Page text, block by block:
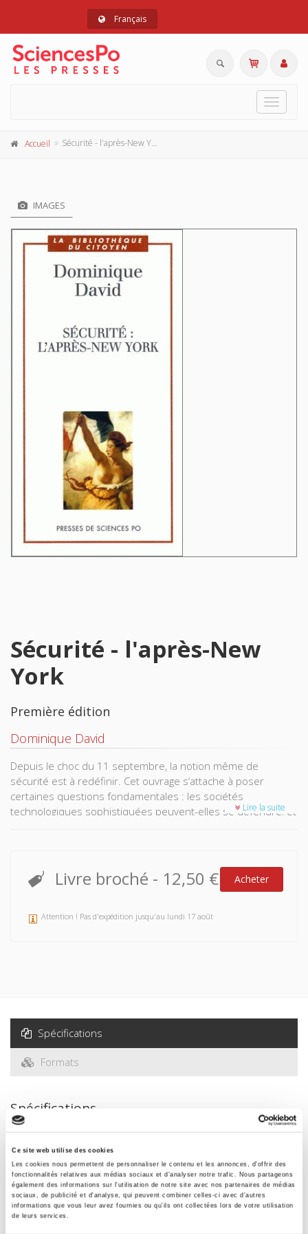
Ce site web utilise des cookies
Les cookies nous permettent de personnaliser le contenu et les annonces, d'offrir des
fonctionnalités relatives aux médias sociaux et d'analyser notre trafic. Nous partageons
également des informations sur l'utilisation de notre site avec nos partenaires de médias
sociaux, de publicité et d'analyse, qui peuvent combiner celles-ci avec d'autres
informations que vous leur avez fournies ou qu'ils ont collectées lors de votre utilisation
de leurs services.
Français
Toggle
Accueil Sécurité - l'après-New York
IMAGES
Sécurité - l'après-New
York
Première édition
Dominique David
Depuis le choc du 11 septembre, la notion même de
sécurité est à redéfinir. Cet ouvrage s’attache à poser
certaines questions fondamentales : les sociétés
technologiques sophistiquées peuvent-elles se défendre, et
une juxtaposition - catastrophique – de forteresses
impuissantes ?
Lire la suite
Livre broché - 12,50 € Acheter
Attention ! Pas d'expédition jusqu'au lundi 17 août
Spécifications
Formats
Spécifications
Éditeur
Presses de Sciences Po
Auteur
Dominique David
Collection